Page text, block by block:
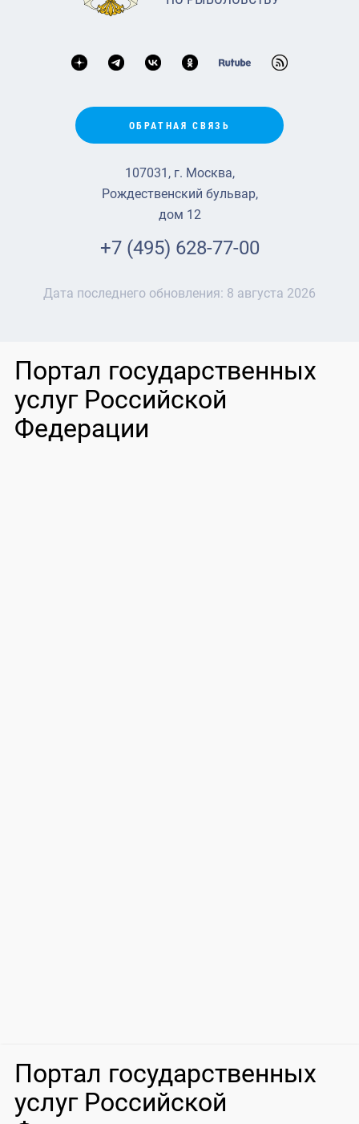
ОБРАТНАЯ СВЯЗЬ
107031, г. Москва,
Рождественский бульвар,
дом 12
+7 (495) 628-77-00
Дата последнего обновления: 8 августа 2026
Портал государственных
услуг Российской
Федерации
Портал государственных
услуг Российской